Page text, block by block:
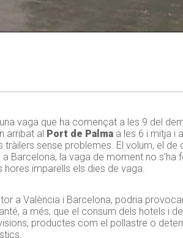
vaga que ha començat a les 9 del
arribat al Port de Palma a les 6 i mitja i
sense problemes. El volum, el de
Barcelona, la vaga de moment no s’ha
imparells els dies de vaga.
a València i Barcelona, podria
a més, que el consum dels hotels i
productes com el pollastre o